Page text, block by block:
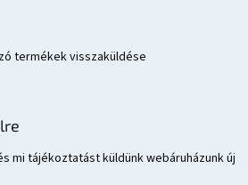
termékek visszaküldése
mi tájékoztatást küldünk webáruházunk új